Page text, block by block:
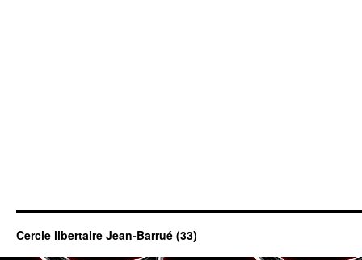
Cercle libertaire Jean-Barrué (33)